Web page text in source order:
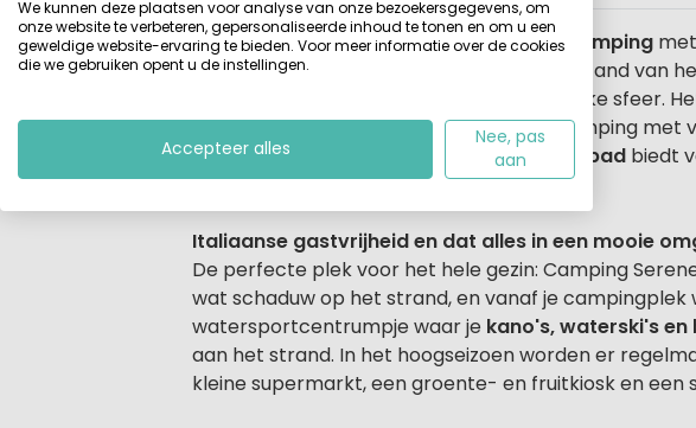
Beschrijving
Camping Serenella is eenschaduwrijke camping
kindvriendelijke camping
ligt op korte afstand van
ontspannen en dat alles in een gemoedelijke sfeer.
is een goedverzorgde Italiaanse familiecamping met
activiteitenprogramma
. Het kleinezwembad biedt
kinderbadje.
Italiaanse gastvrijheid en dat alles in een mooie
De perfecte plek voor het hele gezin: Camping
wat schaduw op het strand, en vanaf je
watersportcentrumpje waar je kano's, waterski's
aan het strand. In het hoogseizoen worden er
kleine supermarkt, een groente- en fruitkiosk en
We kunnen deze plaatsen voor analyse van onze bezoekersgegevens, om
onze website te verbeteren, gepersonaliseerde inhoud te tonen en om u een
geweldige website-ervaring te bieden. Voor meer informatie over de cookies
die we gebruiken opent u de instellingen.
Accepteer alles
Nee, pas
aan